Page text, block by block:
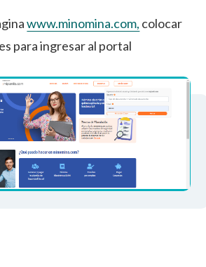
www.minomina.com, colocar
para ingresar al portal